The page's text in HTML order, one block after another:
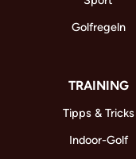
Golfregeln
TRAINING
Tipps & Tricks
Indoor-Golf